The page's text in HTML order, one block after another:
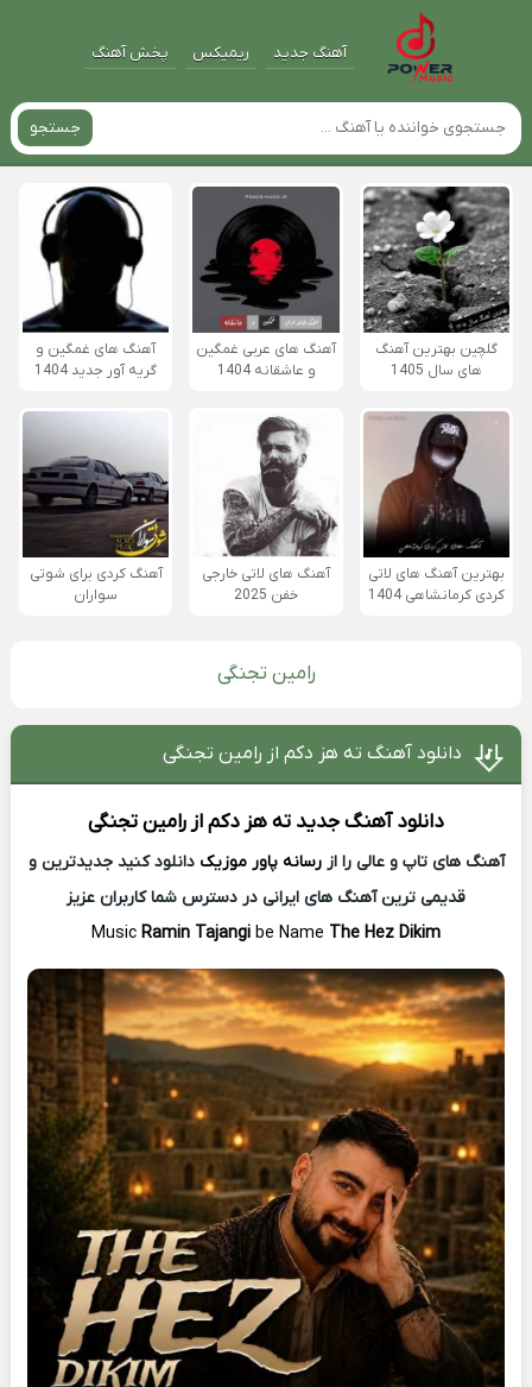
آهنگ جدید ریمیکس پخش آهنگ
جستجو
گلچین بهترین آهنگ
های سال 1405
آهنگ های عربی غمگین
و عاشقانه 1404
آهنگ های غمگین و
گریه آور جدید 1404
بهترین آهنگ های لاتی
کردی کرمانشاهی 1404
آهنگ های لاتی خارجی
خفن 2025
آهنگ کردی برای شوتی
سواران
رامین تجنگی
دانلود آهنگ ته هز دکم از رامین تجنگی
دانلود آهنگ جدید ته هز دکم ازرامین تجنگی
آهنگ های تاپ و عالی را ازرسانه پاور موزیک دانلود کنید جدیدترین و
قدیمی ترین آهنگ های ایرانی در دسترس شما کاربران عزیز
Music Ramin Tajangi be Name The Hez Dikim